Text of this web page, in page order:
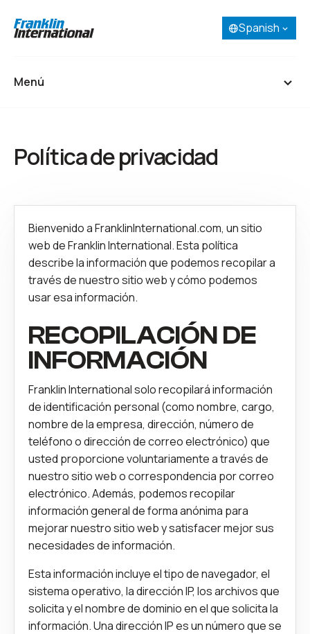
Selecciona tu idioma:
French (Canada)
Spanish
Menú
Inicio
Acerca de
Carreras
Contactar
Política de privacidad
Bienvenido a FranklinInternational.com, un sitio
web de Franklin International. Esta política
describe la información que podemos recopilar a
través de nuestro sitio web y cómo podemos
usar esa información.
RECOPILACIÓN DE
INFORMACIÓN
Franklin International solo recopilará información
de identificación personal (como nombre, cargo,
nombre de la empresa, dirección, número de
teléfono o dirección de correo electrónico) que
usted proporcione voluntariamente a través de
nuestro sitio web o correspondencia por correo
electrónico. Además, podemos recopilar
información general de forma anónima para
mejorar nuestro sitio web y satisfacer mejor sus
necesidades de información.
Esta información incluye el tipo de navegador, el
sistema operativo, la dirección IP, los archivos que
solicita y el nombre de dominio en el que solicita la
información. Una dirección IP es un número que se